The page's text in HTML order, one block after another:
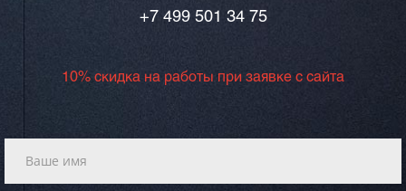
+7 499 501 34 75
10% скидка на работы при заявке с сайта